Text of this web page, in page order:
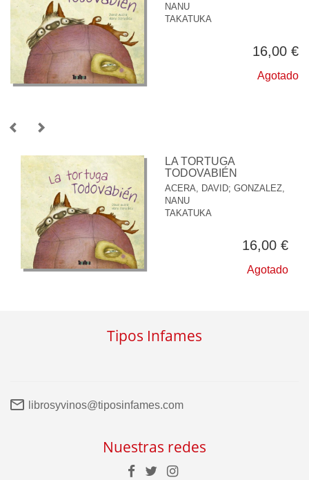
NANU
TAKATUKA
16,00 €
Agotado
LA TORTUGA
TODOVABIÉN
ACERA, DAVID; GONZALEZ,
NANU
TAKATUKA
16,00 €
Agotado
Tipos Infames
librosyvinos@tiposinfames.com
Nuestras redes